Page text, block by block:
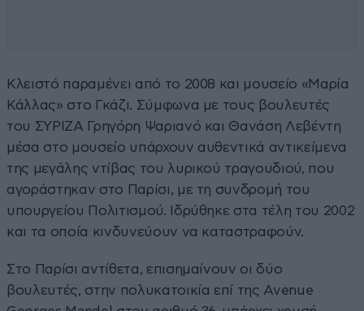
Κλειστό παραμένει από το 2008 και μουσείο «Μαρία
Κάλλας» στο Γκάζι. Σύμφωνα με τους βουλευτές
του ΣΥΡΙΖΑ Γρηγόρη Ψαριανό και Θανάση Λεβέντη
μέσα στο μουσείο υπάρχουν αυθεντικά αντικείμενα
της μεγάλης ντίβας του λυρικού τραγουδιού, που
αγοράστηκαν στο Παρίσι, με τη συνδρομή του
υπουργείου Πολιτισμού. Ιδρύθηκε στα τέλη του 2002
και τα οποία κινδυνεύουν να καταστραφούν.
Στο Παρίσι αντίθετα, επισημαίνουν οι δύο
βουλευτές, στην πολυκατοικία επί της Avenue